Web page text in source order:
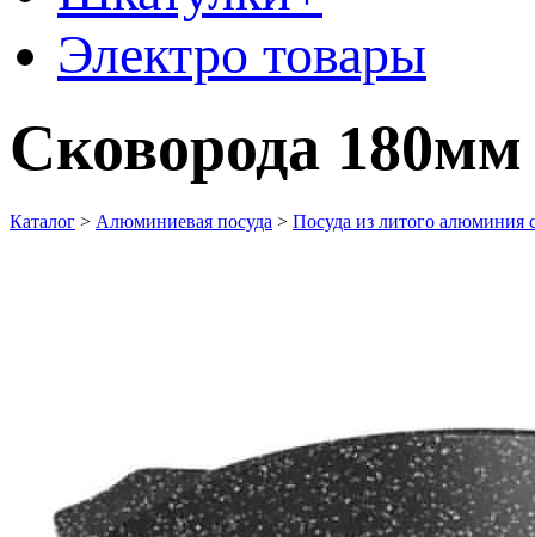
Электро товары
Сковорода
Каталог > Алюминиевая посуда > Посуда из литого алюминия